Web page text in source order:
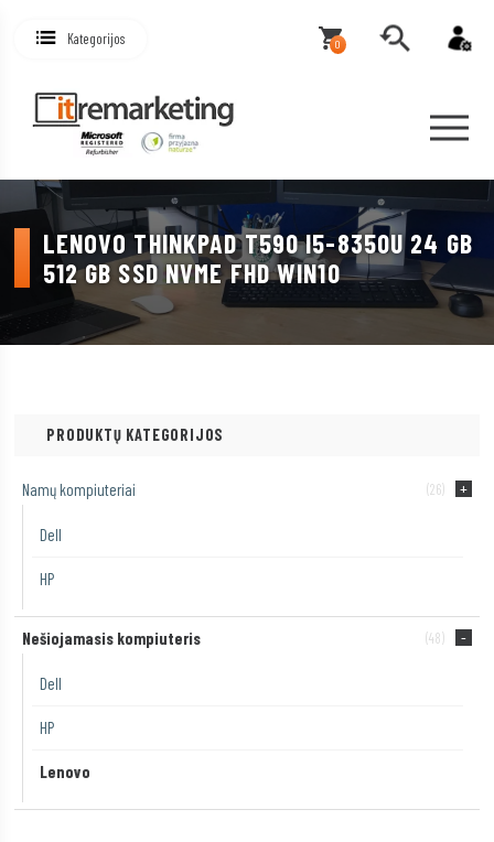
Kategorijos 0
LENOVO THINKPAD T590 I5-8350U 24 GB
512 GB SSD NVME FHD WIN10
PRODUKTŲ KATEGORIJOS
Namų kompiuteriai (26)
Dell
HP
Nešiojamasis kompiuteris (48)
Dell
HP
Lenovo